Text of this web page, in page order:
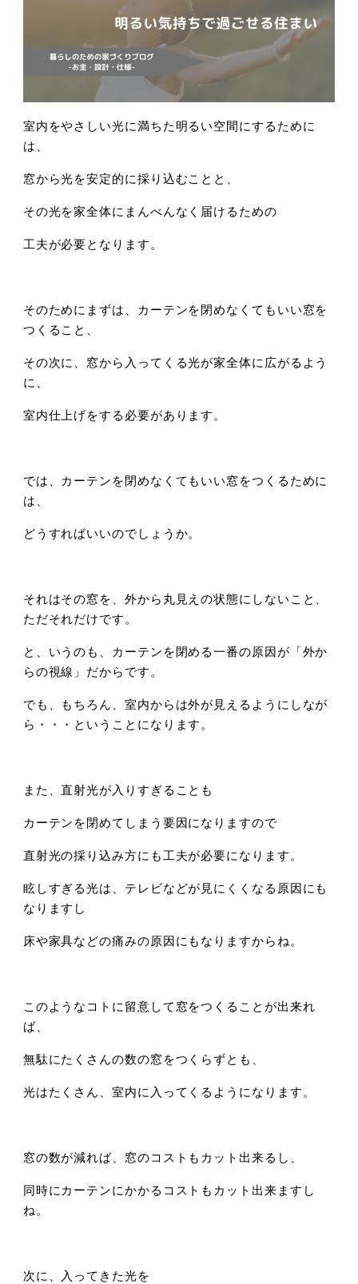
室内をやさしい光に満ちた明るい空間にするために
は、
窓から光を安定的に採り込むことと、
その光を家全体にまんべんなく届けるための
工夫が必要となります。
そのためにまずは、カーテンを閉めなくてもいい窓を
つくること、
その次に、窓から入ってくる光が家全体に広がるよう
に、
室内仕上げをする必要があります。
では、カーテンを閉めなくてもいい窓をつくるために
は、
どうすればいいのでしょうか。
それはその窓を、外から丸見えの状態にしないこと、
ただそれだけです。
と、いうのも、カーテンを閉める一番の原因が「外か
らの視線」だからです。
でも、もちろん、室内からは外が見えるようにしなが
ら・・・ということになります。
また、直射光が入りすぎることも
カーテンを閉めてしまう要因になりますので
直射光の採り込み方にも工夫が必要になります。
眩しすぎる光は、テレビなどが見にくくなる原因にも
なりますし
床や家具などの痛みの原因にもなりますからね。
このようなコトに留意して窓をつくることが出来れ
ば、
無駄にたくさんの数の窓をつくらずとも、
光はたくさん、室内に入ってくるようになります。
窓の数が減れば、窓のコストもカット出来るし、
同時にカーテンにかかるコストもカット出来ますし
ね。
次に、入ってきた光を